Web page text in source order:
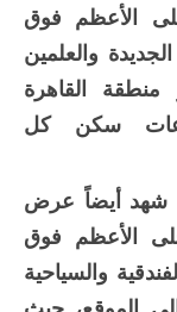
الأعظم فوق
والعلمين
القاهرة
سكن كل
شهد أيضاً عرض
الأعظم فوق
والسياحية